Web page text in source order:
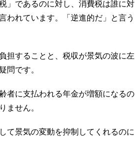
」であるのに対し、消費税は誰に対
われています。「逆進的だ」と言う
担することと、税収が景気の波に左
問です。
者に支払われる年金が増額になるの
ません。
て景気の変動を抑制してくれるのに